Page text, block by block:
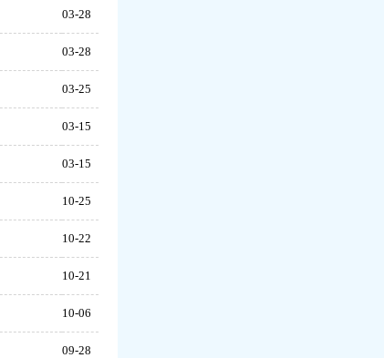
03-28
03-28
03-25
03-15
03-15
10-25
10-22
10-21
10-06
09-28